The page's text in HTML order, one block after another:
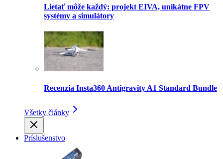
Lietať môže každý: projekt EIVA, unikátne FPV
systémy a simulátory
Recenzia Insta360 Antigravity A1 Standard Bundle
Všetky články
Príslušenstvo